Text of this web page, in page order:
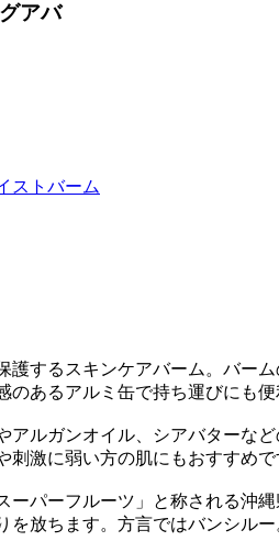
アバ
ストバーム
護するスキンケアバーム。バー
あるアルミ缶で持ち運びにも便
アルガンオイル、シアバターな
激に弱い方の肌にもおすすめで
ーパーフルーツ」と称される沖
放ちます。方言ではバンシルー